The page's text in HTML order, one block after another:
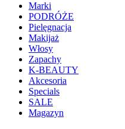
Marki
PODRÓŻE
Pielęgnacja
Makijaż
Włosy
Zapachy
K-BEAUTY
Akcesoria
Specials
SALE
Magazyn